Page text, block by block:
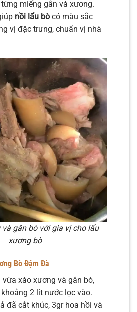
miếng gân và xương.
nồi lẩu bò có màu sắc
vị đặc trưng, chuẩn vị nhà
gân bò với gia vị cho lẩu
xương bò
Bò Đậm Đà
vừa xào xương và gân bò,
2 lít nước lọc vào.
đã cắt khúc, 3gr hoa hồi và